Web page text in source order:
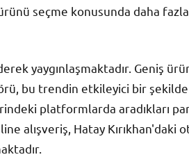
seçme konusunda daha
yaygınlaşmaktadır. Geniş
bu trendin etkileyici bir
platformlarda aradıkları
alışveriş, Hatay Kırıkhan'daki